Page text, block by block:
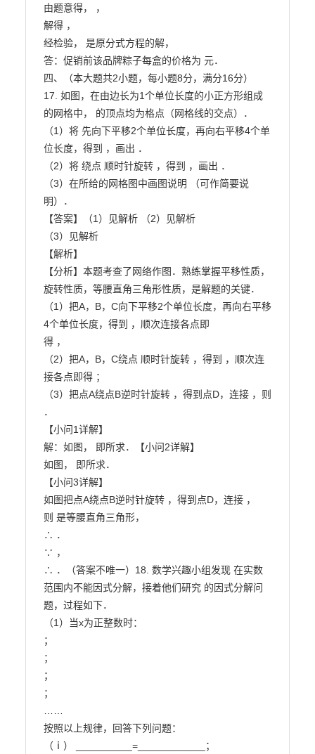
由题意得， ，
解得 ，
经检验， 是原分式方程的解，
答：促销前该品牌粽子每盒的价格为 元．
四、（本大题共2小题，每小题8分，满分16分）
17. 如图，在由边长为1个单位长度的小正方形组成
的网格中， 的顶点均为格点（网格线的交点）．
（1）将 先向下平移2个单位长度，再向右平移4个单
位长度，得到 ，画出 ．
（2）将 绕点 顺时针旋转 ，得到 ，画出 ．
（3）在所给的网格图中画图说明 （可作简要说
明）．
【答案】（1）见解析 （2）见解析
（3）见解析
【解析】
【分析】本题考查了网络作图．熟练掌握平移性质，
旋转性质，等腰直角三角形性质，是解题的关键．
（1）把A，B，C向下平移2个单位长度，再向右平移
4个单位长度，得到 ，顺次连接各点即
得 ，
（2）把A，B，C绕点 顺时针旋转 ，得到 ，顺次连
接各点即得 ；
（3）把点A绕点B逆时针旋转 ，得到点D，连接 ，则
．
【小问1详解】
解：如图， 即所求．【小问2详解】
如图， 即所求．
【小问3详解】
如图把点A绕点B逆时针旋转 ，得到点D，连接 ，
则 是等腰直角三角形，
∴ ．
∵ ，
∴ ．（答案不唯一）18. 数学兴趣小组发现 在实数
范围内不能因式分解，接着他们研究 的因式分解问
题，过程如下．
（1）当x为正整数时：
；
；
；
；
按照以上规律，回答下列问题：
（ⅰ） __________=____________；